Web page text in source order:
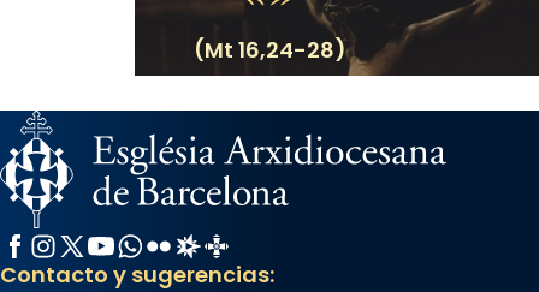
(Mt 16,24-28)
Facebook
Instagram
X / Twitter
YouTube
WhatsApp
FlickrRadio Estel
Catalunya Cristiana
Contacto y sugerencias: